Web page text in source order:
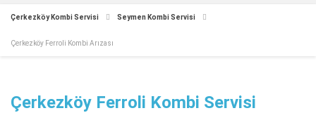
Çerkezköy Kombi Servisi Seymen Kombi Servisi
Çerkezköy Ferroli Kombi Arızası
Çerkezköy Ferroli Kombi Servisi